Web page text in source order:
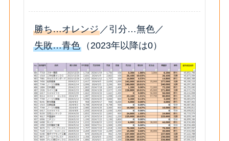
勝ち…オレンジ／引分…無色／
失敗…青色（2023年以降は0）